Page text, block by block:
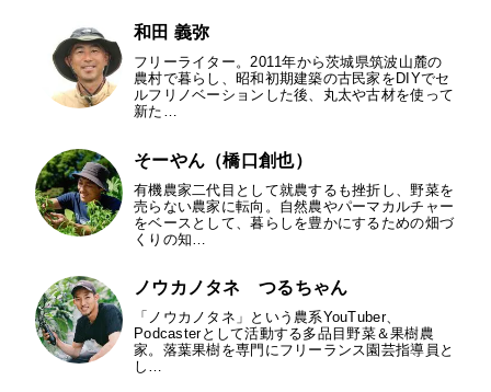
和田 義弥
フリーライター。2011年から茨城県筑波山麓の
農村で暮らし、昭和初期建築の古民家をDIYでセ
ルフリノベーションした後、丸太や古材を使って
新た…
そーやん（橋口創也）
有機農家二代目として就農するも挫折し、野菜を
売らない農家に転向。自然農やパーマカルチャー
をベースとして、暮らしを豊かにするための畑づ
くりの知…
ノウカノタネ つるちゃん
「ノウカノタネ」という農系YouTuber、
Podcasterとして活動する多品目野菜＆果樹農
家。落葉果樹を専門にフリーランス園芸指導員と
し…